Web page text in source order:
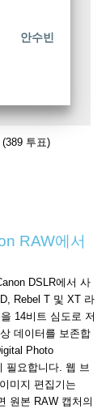
안수빈
투표)
RAW에서
DSLR에서 사
Rebel T 및 XT 라
14비트 심도로 저
데이터를 보존합
Photo
필요합니다. 웹 브
미지 편집기는
원본 RAW 캡처의